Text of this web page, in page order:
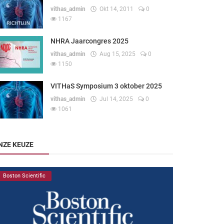
vithas_admin Okt 14, 2011
0
1167
NHRA Jaarcongres 2025
vithas_admin Aug 15, 2025
0
1150
VITHaS Symposium 3 oktober 2025
vithas_admin Jul 14, 2025
0
1061
KEUZE
Boston Scientific